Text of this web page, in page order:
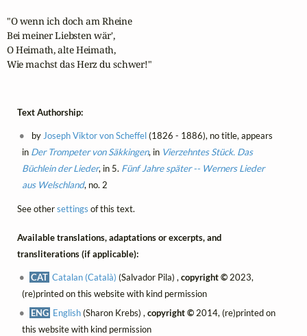
"O wenn ich doch am Rheine
Bei meiner Liebsten wär',
O Heimath, alte Heimath,
Wie machst das Herz du schwer!"
Text Authorship:
byJoseph Viktor von Scheffel(1826 - 1886), no title, appears
in Der Trompeter von Säkkingen, in Vierzehntes Stück. Das
Büchlein der Lieder, in 5. Fünf Jahre später -- Werners Lieder
aus Welschland, no. 2
See othersettings of this text.
Available translations, adaptations or excerpts, and
transliterations (if applicable):
CAT Catalan (Català) (Salvador Pila) ,copyright © 2023,
(re)printed on this website with kind permission
ENG English(Sharon Krebs) ,copyright © 2014, (re)printed on
this website with kind permission